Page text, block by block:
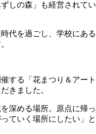
しの森」も経営されてい
代を過ごし、学校にある
する「花まつり＆アート
きました。
深める場所。原点に帰っ
ていく場所にしたい」と